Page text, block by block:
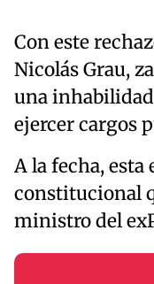
Con este
Nicolás Grau,
una
ejercer cargos
A la fecha, esta
constitucional
ministro del